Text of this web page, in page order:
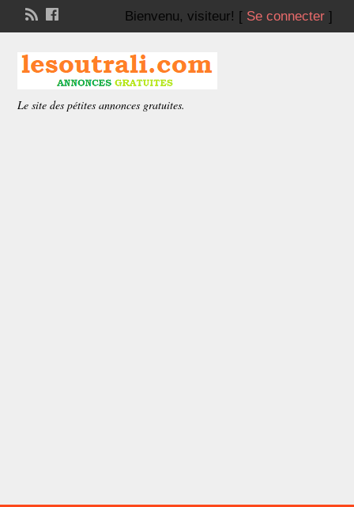
Bienvenu, visiteur! [ Se connecter]
Le site des pétites annonces gratuites.